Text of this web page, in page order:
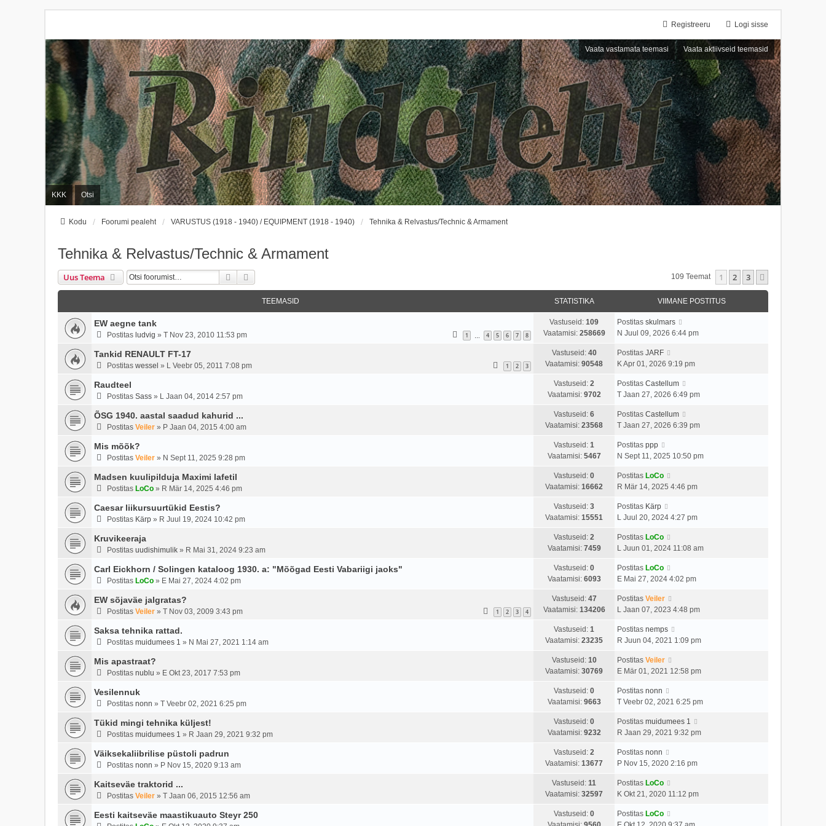
Logi sisse
Registreeru
Vaata vastamata teemasi Vaata aktiivseid teemasid
KKK Otsi
Kodu Foorumi pealeht VARUSTUS (1918 - 1940) / EQUIPMENT (1918 - 1940) Tehnika & Relvastus/Technic & Armament
Tehnika & Relvastus/Technic & Armament
Uus Teema Otsi 109 Teemat 1 2 3
TEEMASID STATISTIKA VIIMANE POSTITUS
EW aegne tank
Postitas ludvig » T Nov 23, 2010 11:53 pm 1 4 5 6 7 8
Vastuseid: 109
Vaatamisi: 258669
Postitas skulmars
N Juul 09, 2026 6:44 pm
Tankid RENAULT FT-17
Postitas wessel » L Veebr 05, 2011 7:08 pm 1 2 3
Vastuseid: 40
Vaatamisi: 90548
Postitas JARF
K Apr 01, 2026 9:19 pm
Raudteel
Postitas Sass » L Jaan 04, 2014 2:57 pm
Vastuseid: 2
Vaatamisi: 9702
Postitas Castellum
T Jaan 27, 2026 6:49 pm
ÕSG 1940. aastal saadud kahurid ...
Postitas Veiler » P Jaan 04, 2015 4:00 am
Vastuseid: 6
Vaatamisi: 23568
Postitas Castellum
T Jaan 27, 2026 6:39 pm
Mis mõõk?
Postitas Veiler » N Sept 11, 2025 9:28 pm
Vastuseid: 1
Vaatamisi: 5467
Postitas ppp
N Sept 11, 2025 10:50 pm
Madsen kuulipilduja Maximi lafetil
Postitas LoCo » R Mär 14, 2025 4:46 pm
Vastuseid: 0
Vaatamisi: 16662
Postitas LoCo
R Mär 14, 2025 4:46 pm
Caesar liikursuurtükid Eestis?
Postitas Kärp » R Juul 19, 2024 10:42 pm
Vastuseid: 3
Vaatamisi: 15551
Postitas Kärp
L Juul 20, 2024 4:27 pm
Kruvikeeraja
Postitas uudishimulik » R Mai 31, 2024 9:23 am
Vastuseid: 2
Vaatamisi: 7459
Postitas LoCo
L Juun 01, 2024 11:08 am
Carl Eickhorn / Solingen kataloog 1930. a: "Mõõgad Eesti Vabariigi jaoks"
Postitas LoCo » E Mai 27, 2024 4:02 pm
Vastuseid: 0
Vaatamisi: 6093
Postitas LoCo
E Mai 27, 2024 4:02 pm
EW sõjaväe jalgratas?
Postitas Veiler » T Nov 03, 2009 3:43 pm 1 2 3 4
Vastuseid: 47
Vaatamisi: 134206
Postitas Veiler
L Jaan 07, 2023 4:48 pm
Saksa tehnika rattad.
Postitas muidumees 1 » N Mai 27, 2021 1:14 am
Vastuseid: 1
Vaatamisi: 23235
Postitas nemps
R Juun 04, 2021 1:09 pm
Mis apastraat?
Postitas nublu » E Okt 23, 2017 7:53 pm
Vastuseid: 10
Vaatamisi: 30769
Postitas Veiler
E Mär 01, 2021 12:58 pm
Vesilennuk
Postitas nonn » T Veebr 02, 2021 6:25 pm
Vastuseid: 0
Vaatamisi: 9663
Postitas nonn
T Veebr 02, 2021 6:25 pm
Tükid mingi tehnika küljest!
Postitas muidumees 1 » R Jaan 29, 2021 9:32 pm
Vastuseid: 0
Vaatamisi: 9232
Postitas muidumees 1
R Jaan 29, 2021 9:32 pm
Väiksekaliibrilise püstoli padrun
Postitas nonn » P Nov 15, 2020 9:13 am
Vastuseid: 2
Vaatamisi: 13677
Postitas nonn
P Nov 15, 2020 2:16 pm
Kaitseväe traktorid ...
Postitas Veiler » T Jaan 06, 2015 12:56 am
Vastuseid: 11
Vaatamisi: 32597
Postitas LoCo
K Okt 21, 2020 11:12 pm
Eesti kaitseväe maastikuauto Steyr 250 Vastuseid: 0
Postitas LoCo